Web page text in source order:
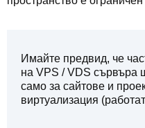
Имайте предвид, че
на VPS / VDS сървъра
само за сайтове и
виртуализация